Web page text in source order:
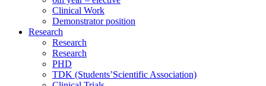
Clinical Work
Demonstrator position
Research
Research
Research
PHD
TDK (Students’Scientific Association)